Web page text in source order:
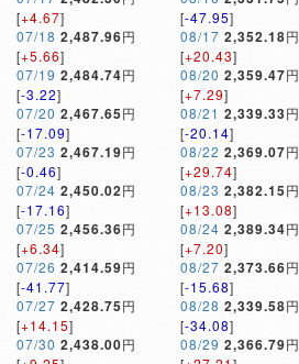
[+4.67]
07/18 2,487.96円
[+5.66]
07/19 2,484.74円
[-3.22]
07/20 2,467.65円
[-17.09]
07/23 2,467.19円
[-0.46]
07/24 2,450.02円
[-17.16]
07/25 2,456.36円
[+6.34]
07/26 2,414.59円
[-41.77]
07/27 2,428.75円
[+14.15]
07/30 2,438.00円
[-47.95]
08/17 2,352.18円
[+20.43]
08/20 2,359.47円
[+7.29]
08/21 2,339.33円
[-20.14]
08/22 2,369.07円
[+29.74]
08/23 2,382.15円
[+13.08]
08/24 2,389.34円
[+7.20]
08/27 2,373.66円
[-15.68]
08/28 2,339.58円
[-34.08]
08/29 2,366.79円